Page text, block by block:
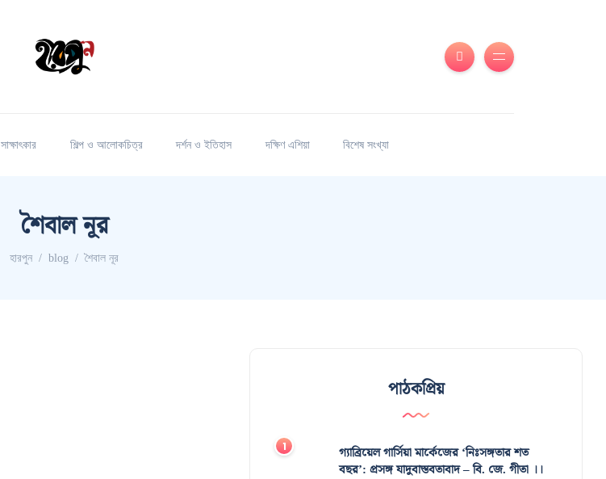
সাক্ষাৎকার শিল্প ও আলোকচিত্র দর্শন ও ইতিহাস দক্ষিণ এশিয়া বিশেষ সংখ্যা
শৈবাল নূর
হারপুন blog শৈবাল নূর
পাঠকপ্রিয়
গ্যাব্রিয়েল গার্সিয়া মার্কেজের ‘নিঃসঙ্গতার শত
বছর’: প্রসঙ্গ যাদুবাস্তবতাবাদ – বি. জে. গীতা ।।